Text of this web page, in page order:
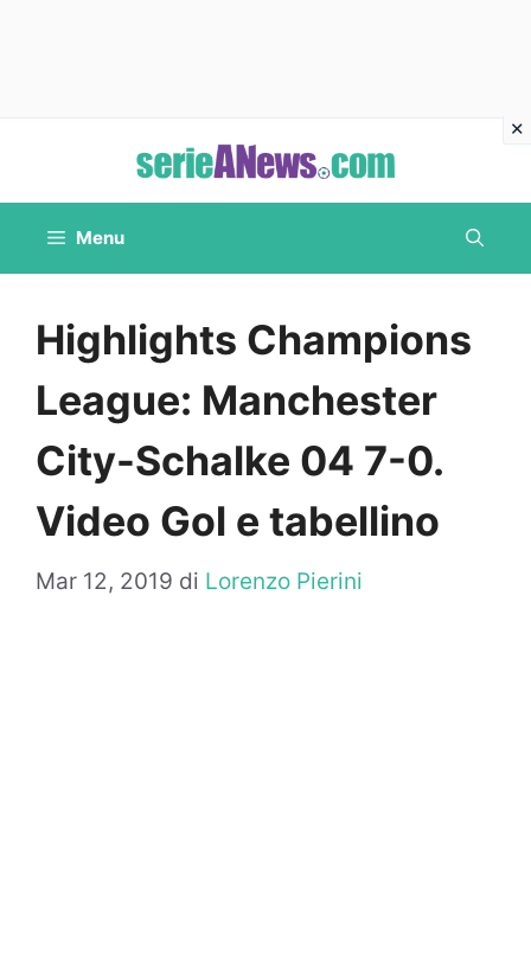
contenuto
Menu
Highlights Champions
League: Manchester
City-Schalke 04 7-0.
Video Gol e tabellino
Mar 12, 2019 di Lorenzo Pierini